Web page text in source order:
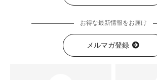
お得な最新情報をお届け
メルマガ登録